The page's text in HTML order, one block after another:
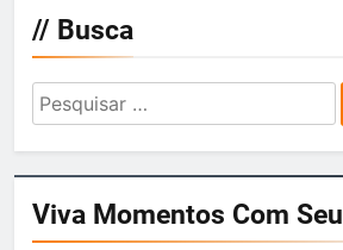
// Busca
Pesquisar
por:
Viva Momentos Com Seu